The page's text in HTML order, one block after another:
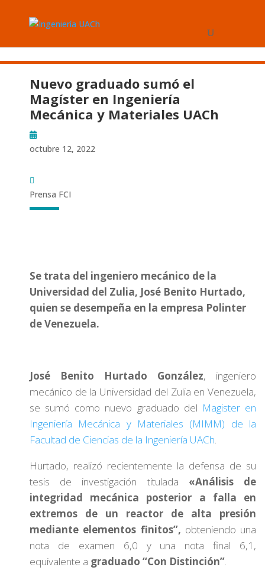
Nuevo graduado sumó el
Magíster en Ingeniería
Mecánica y Materiales UACh
octubre 12, 2022
Prensa FCI
Se trata del ingeniero mecánico de la
Universidad del Zulia, José Benito Hurtado,
quien se desempeña en la empresa Polinter
de Venezuela.
José Benito Hurtado González, ingeniero
mecánico de la Universidad del Zulia en Venezuela,
se sumó como nuevo graduado del Magister en
Ingeniería Mecánica y Materiales (MIMM) de la
Facultad de Ciencias de la Ingeniería UACh.
Hurtado, realizó recientemente la defensa de su
tesis de investigación titulada «Análisis de
integridad mecánica posterior a falla en
extremos de un reactor de alta presión
mediante elementos finitos”, obteniendo una
nota de examen 6,0 y una nota final 6,1,
equivalente a graduado “Con Distinción”.